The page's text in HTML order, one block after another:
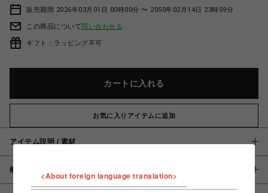
販売期間 2026年03月01日 00時00分 〜 2050年02月14日 23時59分
この商品について問い合わせる
ギフト：ラッピング不可
カートに入れる
お気に入りアイテムに追加
アイテム説明 / 素材
概要
<About foreign language translation>